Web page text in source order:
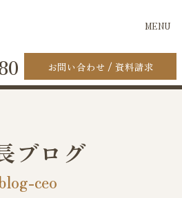
MENU
お問い合わせ 資料請求
ブログ
ceo